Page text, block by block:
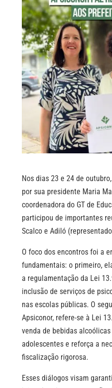
Nos dias 23 e 24 de
por sua presidente Maria
coordenadora do GT de
participou de importantes
Scalco e Adiló
O foco dos encontros foi a
fundamentais: o primeiro,
a regulamentação da Lei
inclusão de serviços de
nas escolas públicas. O
Apsiconor, refere-se à Lei
venda de bebidas
adolescentes e reforça a
fiscalização rigorosa.
Esses diálogos visam